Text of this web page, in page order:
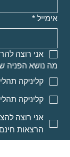
אימייל *
אני רוצה
מה נושא הפניה
קליניקה
קליניקה
אני רוצה
הרצאות חינם